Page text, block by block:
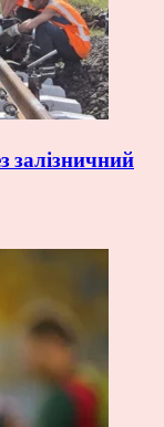
залізничний